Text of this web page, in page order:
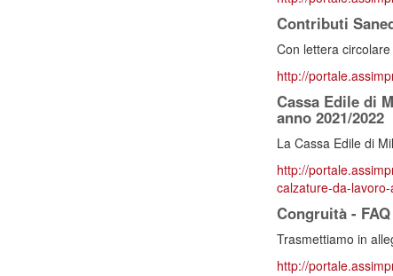
Contributi
Con lettera
http://
Cassa Edile di
anno 2021/2022
La Cassa Edile di
http://
calzature-da-
Congruità -
Trasmettiamo in
http://